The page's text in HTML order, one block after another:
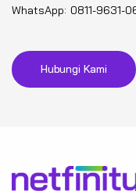
WhatsApp: 0811-9631-
Hubungi Kami